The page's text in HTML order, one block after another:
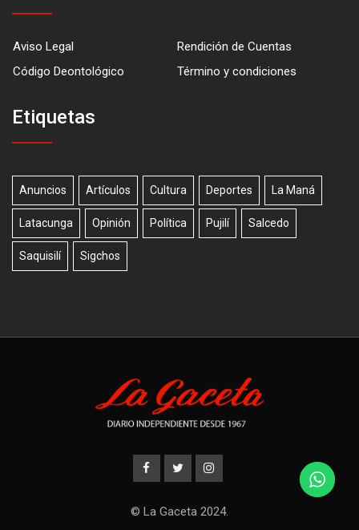
Aviso Legal
Rendición de Cuentas
Código Deontológico
Término y condiciones
Etiquetas
Anuncios Artículos Cultura Deportes La Maná
Latacunga Opinión Política Pujilí Salcedo
Saquisilí Sigchos
© La Gaceta 2024.